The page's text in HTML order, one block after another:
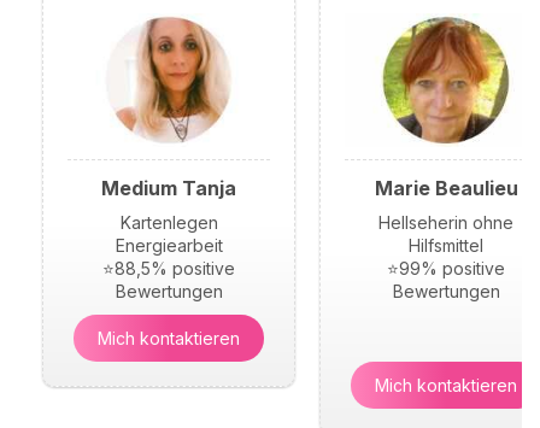
Medium Tanja
Kartenlegen
Energiearbeit
⭐88,5% positive
Bewertungen
Mich kontaktieren
Marie Beaulieu
Hellseherin ohne
Hilfsmittel
⭐99% positive
Bewertungen
Mich kontaktieren